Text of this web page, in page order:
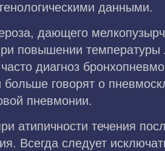
данными.
дающего
повышении температуры
диагноз
говорят о
пневмонии.
атипичности течения
Всегда следует